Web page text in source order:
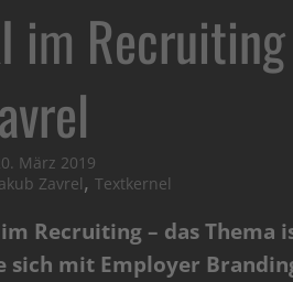
im
März 2019
Zavrel, Textkernel
Recruiting – das
sich mit Employer